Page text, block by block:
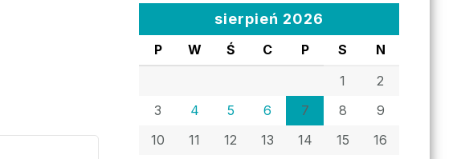
sierpień 2026
P W Ś C P S
N
1
2
3
4 5 6 7 8
9
10
11 12 13 14 15
16